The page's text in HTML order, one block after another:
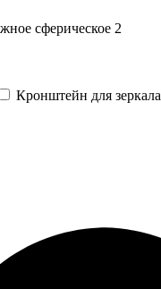
Кронштейн для зеркала